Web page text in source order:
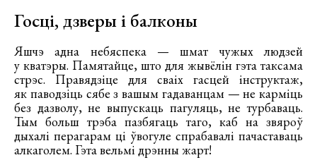
Госці, дзверы і балконы
Яшчэ адна небяспека — шмат чужых людзей
у кватэры. Памятайце, што для жывёлін гэта таксама
стрэс. Правядзіце для сваіх гасцей інструктаж,
як паводзіць сябе з вашым гадаванцам — не карміць
без дазволу, не выпускаць пагуляць, не турбаваць.
Тым больш трэба пазбягаць таго, каб на звяроў
дыхалі перагарам ці ўвогуле спрабавалі пачаставаць
алкаголем. Гэта вельмі дрэнны жарт!